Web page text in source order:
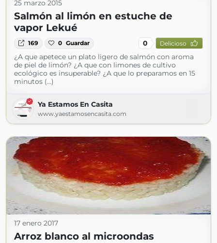
25 marzo 2015
Salmón al limón en estuche de
vapor Lekué
169 0 Guardar 0 Delicioso
¿A que apetece un plato ligero de salmón con aroma
de piel de limón? ¿A que con limones de cultivo
ecológico es insuperable? ¿A que lo preparamos en 15
minutos (...)
Ya Estamos En Casita
www.yaestamosencasita.com
17 enero 2017
Arroz blanco al microondas